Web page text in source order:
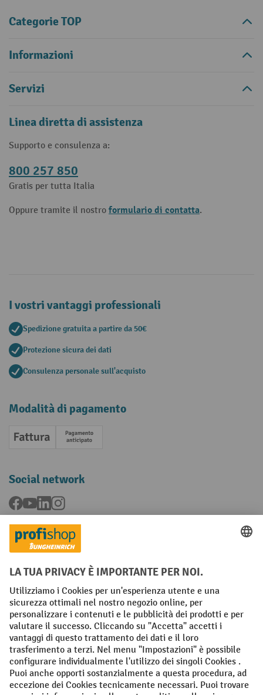
Categorie TOP
Informazioni
Servizi
Linea diretta di assistenza
Supporto e consulenza a:
800 257 850
Gratis per tutta Italia
Oppure tramite il nostro formulario di contatta.
I vostri vantaggi professionali
Spedizione gratuita a partire da 50€
Protezione sicura dei dati
Consulenza personale sull'acquisto
Modalità di pagamento
Fattura Pagamento anticipato
Social network
Facebook
YouTubeLinkedInInstagram
Condizioni Generali di Vendita
Dichiarazione di protezione dei dati Impronta
Impostazioni sulla privacy
All prices excl. VAT plusshipping costsand possible delivery charges,
if not stated otherwise.
¹ Lo sconto è valido fino a esaurimento scorte. Lo sconto non si applica
ai prezzi speciali. Non è possibile la combinazione con altri sconti o